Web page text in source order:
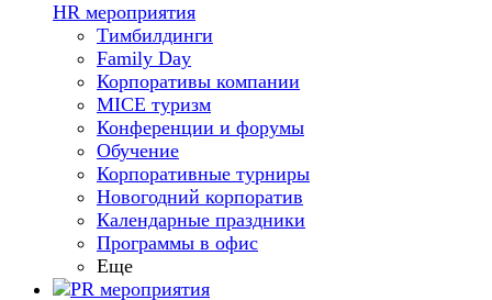
HR мероприятия
Тимбилдинги
Family Day
Корпоративы компании
MICE туризм
Конференции и форумы
Обучение
Корпоративные турниры
Новогодний корпоратив
Календарные праздники
Программы в офис
Еще